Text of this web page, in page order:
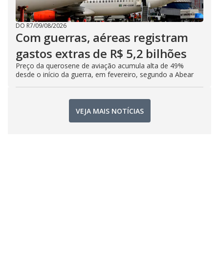
DO R7/09/08/2026
Com guerras, aéreas registram
gastos extras de R$ 5,2 bilhões
Preço da querosene de aviação acumula alta de 49%
desde o início da guerra, em fevereiro, segundo a Abear
VEJA MAIS NOTÍCIAS